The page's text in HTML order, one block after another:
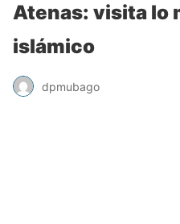
Atenas: visita lo
islámico
dpmubago